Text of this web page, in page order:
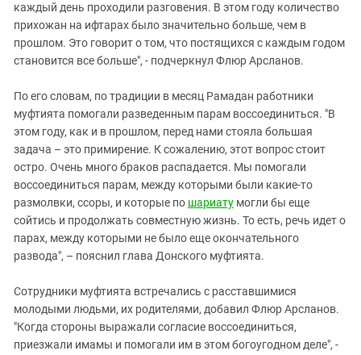
каждый день проходили разговения. В этом году количество
прихожан на ифтарах было значительно больше, чем в
прошлом. Это говорит о том, что постящихся с каждым годом
становится все больше", - подчеркнул Флюр Арсланов.
По его словам, по традиции в месяц Рамадан работники
муфтията помогали разведенным парам воссоединиться. "В
этом году, как и в прошлом, перед нами стояла большая
задача – это примирение. К сожалению, этот вопрос стоит
остро. Очень много браков распадается. Мы помогали
воссоединиться парам, между которыми были какие-то
размолвки, ссоры, и которые по шариату могли бы еще
сойтись и продолжать совместную жизнь. То есть, речь идет о
парах, между которыми не было еще окончательного
развода", – пояснил глава Донского муфтията.
Сотрудники муфтията встречались с расставшимися
молодыми людьми, их родителями, добавил Флюр Арсланов.
"Когда стороны выражали согласие воссоединиться,
приезжали имамы и помогали им в этом богоугодном деле", -